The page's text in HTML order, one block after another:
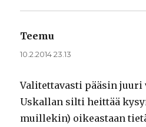
Teemu
10.2.2014 23.13
Valitettavasti pääsin juuri
Uskallan silti heittää
muillekin) oikeastaan